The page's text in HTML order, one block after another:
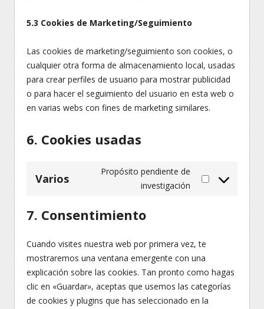
5.3 Cookies de Marketing/Seguimiento
Las cookies de marketing/seguimiento son cookies, o
cualquier otra forma de almacenamiento local, usadas
para crear perfiles de usuario para mostrar publicidad
o para hacer el seguimiento del usuario en esta web o
en varias webs con fines de marketing similares.
6. Cookies usadas
Varios
Propósito pendiente de
investigación
7. Consentimiento
Cuando visites nuestra web por primera vez, te
mostraremos una ventana emergente con una
explicación sobre las cookies. Tan pronto como hagas
clic en «Guardar», aceptas que usemos las categorías
de cookies y plugins que has seleccionado en la